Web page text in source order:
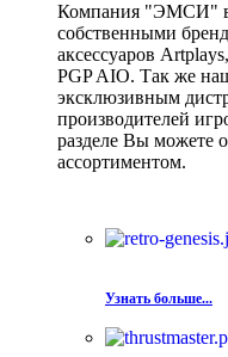
Компания "ЭМСИ"
собственными
аксессуаров
PGP AIO. Так же
эксклюзивным
производителей
разделе Вы можете
ассортиментом.
Узнать больше...